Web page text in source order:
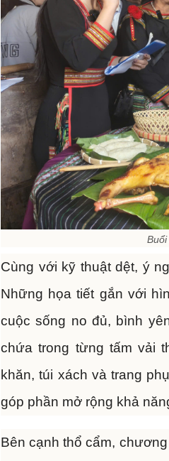
Cùng với kỹ thuật dệt, ý
Những họa tiết gắn với
cuộc sống no đủ, bình
chứa trong từng tấm vải
khăn, túi xách và trang
góp phần mở rộng khả
Bên cạnh thổ cẩm,